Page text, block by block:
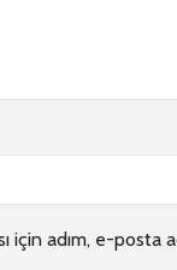
için adım, e-